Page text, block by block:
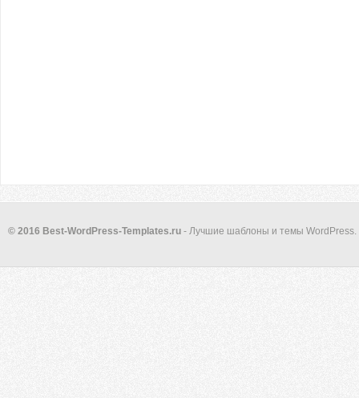
© 2016 Best-WordPress-Templates.ru - Лучшие шаблоны и темы